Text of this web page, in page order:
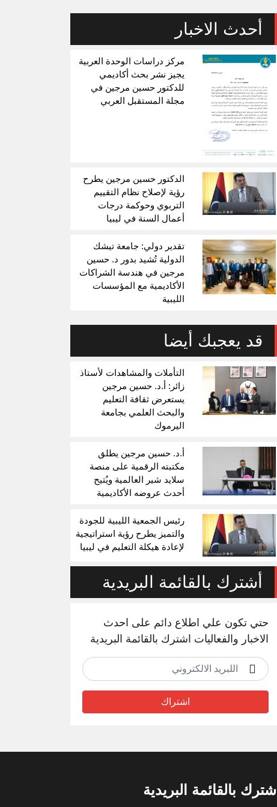
أحدث الاخبار
مركز دراسات الوحدة العربية
يجيز نشر بحث أكاديمي
للدكتور حسين مرجين في
مجلة المستقبل العربي
الدكتور حسين مرجين يطرح
رؤية لإصلاح نظام التقييم
التربوي وحوكمة درجات
أعمال السنة في ليبيا
تقدير دولي: جامعة تيشك
الدولية تُشيد بدور د. حسين
مرجين في هندسة الشراكات
الأكاديمية مع المؤسسات
الليبية
قد يعجبك أيضا
التأملات والمشاهدات لأستاذ
زائر: أ.د. حسين مرجين
يستعرض ثقافة التعليم
والبحث العلمي بجامعة
اليرموك
أ.د. حسين مرجين يطلق
مكتبته الرقمية على منصة
سلايد شير العالمية ويُتيح
أحدث عروضه الأكاديمية
رئيس الجمعية الليبية للجودة
والتميز يطرح رؤية استراتيجية
لإعادة هيكلة التعليم في ليبيا
أشترك بالقائمة البريدية
حتي تكون علي اطلاع دائم على احدث
الاخبار والفعاليات اشترك بالقائمة البريدية
اشتراك
أشترك بالقائمة البريدية